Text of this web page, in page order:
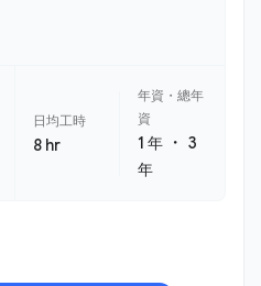
日均工時
8 hr
年資・總年
資
1 年 ・3
年